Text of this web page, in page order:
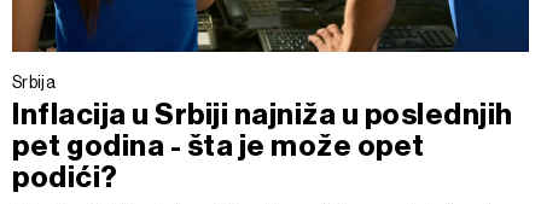
Srbija
Inflacija u Srbiji najniža u poslednjih
pet godina - šta je može opet
podići?